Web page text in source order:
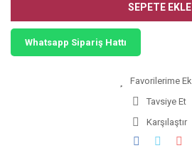
SEPETE EKLE
Whatsapp Sipariş Hattı
Tavsiye Et
Karşılaştır